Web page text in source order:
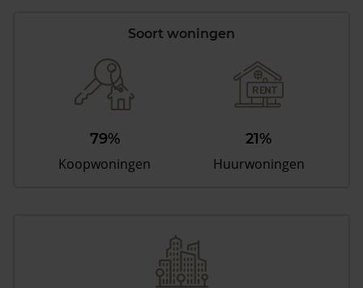
Soort woningen
79%
Koopwoningen
21%
Huurwoningen